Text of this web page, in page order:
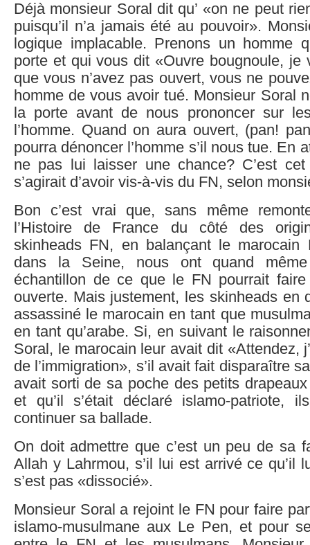
Déjà monsieur Soral dit qu’ «on ne peut
puisqu’il n’a jamais été au pouvoir».
logique implacable. Prenons un homme
porte et qui vous dit «Ouvre bougnoule, je
que vous n’avez pas ouvert, vous ne
homme de vous avoir tué. Monsieur Soral
la porte avant de nous prononcer sur
l’homme. Quand on aura ouvert, (pan!
pourra dénoncer l’homme s’il nous tue. En
ne pas lui laisser une chance? C’est cet
s’agirait d’avoir vis-à-vis du FN, selon
Bon c’est vrai que, sans même
l’Histoire de France du côté des
skinheads FN, en balançant le marocain
dans la Seine, nous ont quand
échantillon de ce que le FN pourrait
ouverte. Mais justement, les skinheads en
assassiné le marocain en tant que
en tant qu’arabe. Si, en suivant le
Soral, le marocain leur avait dit «Attendez,
de l’immigration», s’il avait fait disparaître
avait sorti de sa poche des petits
et qu’il s’était déclaré islamo-patriote,
continuer sa ballade.
On doit admettre que c’est un peu de sa
Allah y Lahrmou, s’il lui est arrivé ce qu’il
s’est pas «dissocié».
Monsieur Soral a rejoint le FN pour faire
islamo-musulmane aux Le Pen, et pour